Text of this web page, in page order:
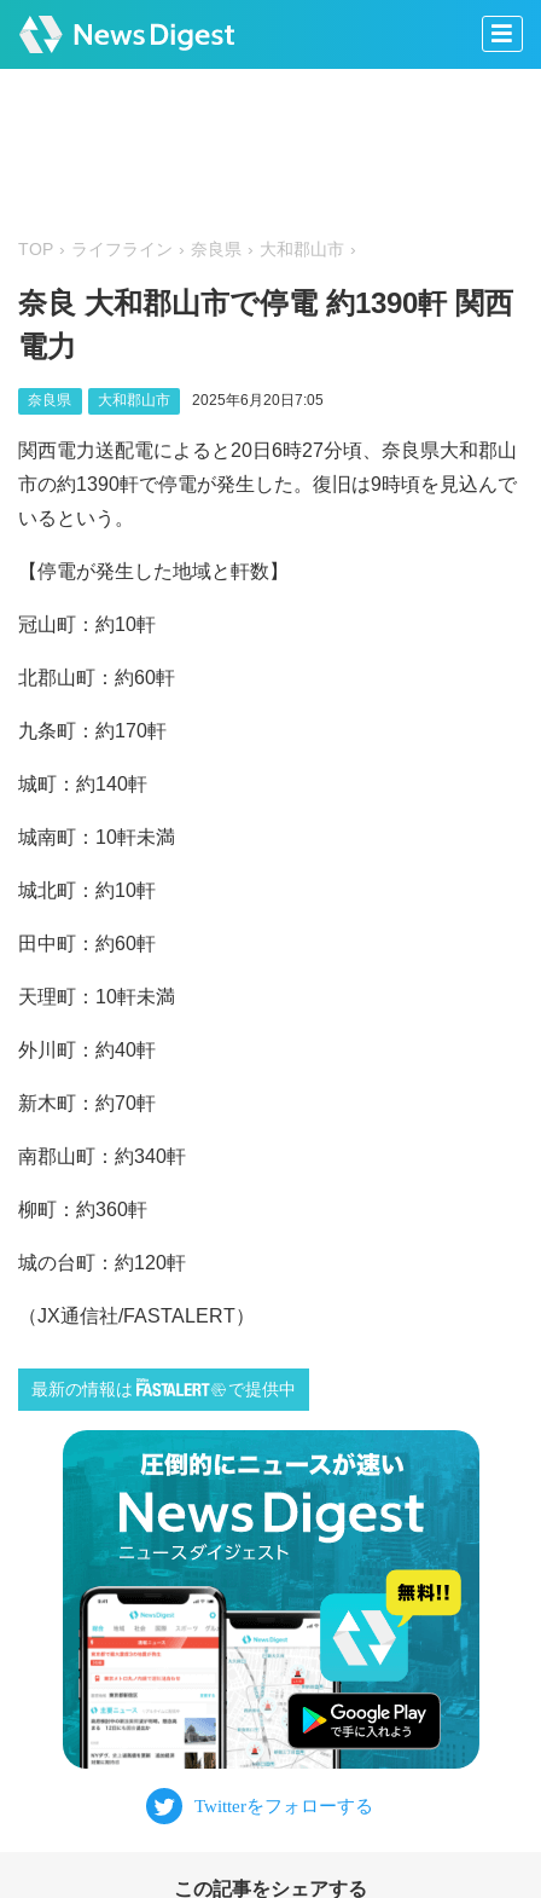
TOP ライフライン 奈良県 大和郡山市
奈良 大和郡山市で停電 約1390軒 関西
電力
奈良県 大和郡山市 2025年6月20日7:05
関西電力送配電によると20日6時27分頃、奈良県大和郡山
市の約1390軒で停電が発生した。復旧は9時頃を見込んで
いるという。
【停電が発生した地域と軒数】
冠山町：約10軒
北郡山町：約60軒
九条町：約170軒
城町：約140軒
城南町：10軒未満
城北町：約10軒
田中町：約60軒
天理町：10軒未満
外川町：約40軒
新木町：約70軒
南郡山町：約340軒
柳町：約360軒
城の台町：約120軒
（JX通信社/FASTALERT）
最新の情報は で提供中
この記事をシェアする